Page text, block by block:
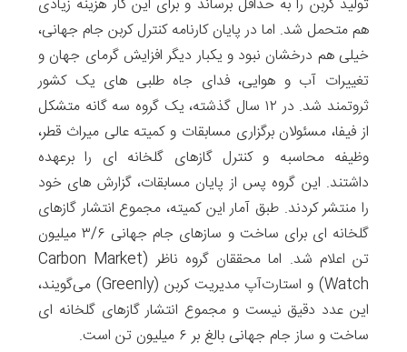
هم متحمل شد. اما در پایان کارنامه کنترل کربن جام جهانی،
خیلی هم درخشان نبود و یکبار دیگر افزایش گرمای جهان و
تغییرات آب و هوایی، فدای جاه طلبی های یک کشور
ثروتمند شد. در ۱۲ سال گذشته، یک گروه سه گانه متشکل
از فیفا، مسئولان برگزاری مسابقات و کمیته عالی میراث قطر،
وظیفه محاسبه و کنترل گازهای گلخانه ای را برعهده
داشتند. این گروه پس از پایان مسابقات، گزارش های خود
را منتشر کردند. طبق آمار این کمیته، مجموع انتشار گازهای
گلخانه ای برای ساخت و سازهای جام جهانی ۳/۶ میلیون
تن اعلام شد. اما محققان گروه ناظر (Carbon Market
Watch) و استارت‌آپ مدیریت کربن (Greenly) می‌گویند،
این عدد دقیق نیست و مجموع انتشار گازهای گلخانه ای
ساخت و ساز جام جهانی بالغ بر ۶ میلیون تن است.